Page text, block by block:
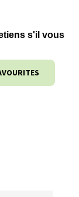
s'il vous